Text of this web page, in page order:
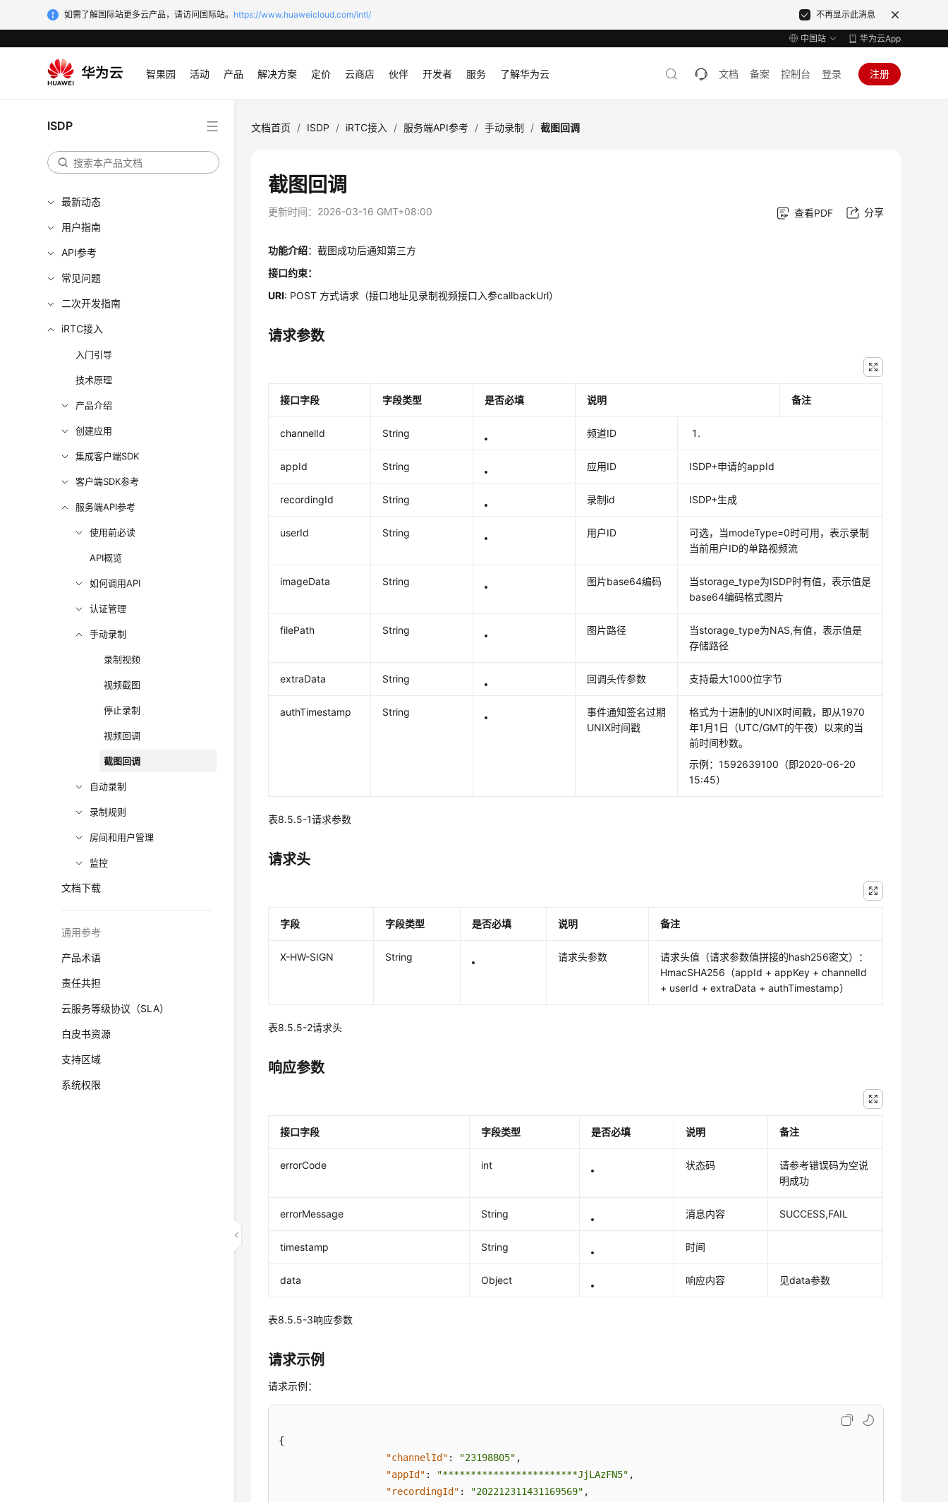
如需了解国际站更多云产品，请访问国际站。 https://www.huaweicloud.com/intl/ 不再显示此消息
中国站 华为云App
智果园 活动 产品 解决方案 定价 云商店 伙伴 开发者 服务 了解华为云 文档 备案 控制台 登录 注册
ISDP
最新动态
用户指南
API参考
常见问题
二次开发指南
iRTC接入
入门引导
技术原理
产品介绍
创建应用
集成客户端SDK
客户端SDK参考
服务端API参考
使用前必读
API概览
如何调用API
认证管理
手动录制
录制视频
视频截图
停止录制
视频回调
截图回调
自动录制
录制规则
房间和用户管理
监控
文档下载
通用参考
产品术语
责任共担
云服务等级协议（SLA）
白皮书资源
支持区域
系统权限
文档首页 / ISDP / iRTC接入 / 服务端API参考 / 手动录制 / 截图回调
截图回调
更新时间： 2026-03-16 GMT+08:00 查看PDF 分享
功能介绍：截图成功后通知第三方
接口约束：
URI: POST 方式请求（接口地址见录制视频接口入参callbackUrl）
请求参数
接口字段 字段类型 是否必填 说明 备注
channelId String 频道ID
appId String 应用ID ISDP+申请的appId
recordingId String 录制id ISDP+生成
userId String 用户ID
可选，当modeType=0时可用，表示录制
当前用户ID的单路视频流
imageData String 图片base64编码
当storage_type为ISDP时有值，表示值是
base64编码格式图片
filePath String 图片路径
当storage_type为NAS,有值，表示值是
存储路径
extraData String 回调头传参数 支持最大1000位字节
authTimestamp String
事件通知签名过期
UNIX时间戳
格式为十进制的UNIX时间戳，即从1970
年1月1日（UTC/GMT的午夜）以来的当
前时间秒数。
示例：1592639100（即2020-06-20
15:45）
表8.5.5-1请求参数
请求头
字段 字段类型 是否必填 说明 备注
X-HW-SIGN String 请求头参数
请求头值（请求参数值拼接的hash256密文）：
HmacSHA256（appId + appKey + channelId
+ userId + extraData + authTimestamp）
表8.5.5-2请求头
响应参数
接口字段 字段类型 是否必填 说明 备注
errorCode int 状态码
请参考错误码为空说
明成功
errorMessage String 消息内容 SUCCESS,FAIL
timestamp String 时间
data Object 响应内容 见data参数
表8.5.5-3响应参数
请求示例
请求示例：
{
"channelId" : "23198805" ,
"appId" : "************************JjLAzFN5" ,
"recordingId" : "202212311431169569" ,